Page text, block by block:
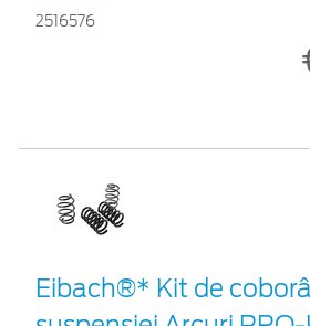
2516576
Eibach®* Kit de